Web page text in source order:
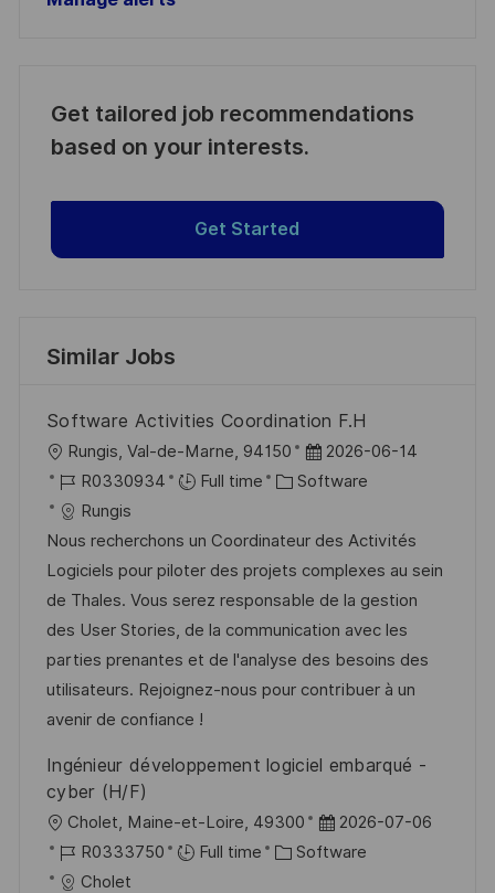
Get tailored job recommendations
based on your interests.
Get Started
Similar Jobs
Software Activities Coordination F.H
L
o
c
a
t
i
o
n
Rungis, Val-de-Marne, 94150
P
o
t
e
d
D
a
t
2026-06-14
J
o
b
I
d
R0330934 Full time
C
t
e
g
o
r
y
Software
Rungis
Nous recherchons un Coordinateur des Activités
Logiciels pour piloter des projets complexes au sein
de Thales. Vous serez responsable de la gestion
des User Stories, de la communication avec les
parties prenantes et de l'analyse des besoins des
utilisateurs. Rejoignez-nous pour contribuer à un
avenir de confiance !
Ingénieur développement logiciel embarqué -
cyber (H/F)
L
o
c
Cholet, Maine-et-Loire, 49300
P
o
2026-07-06
J
o
R0333750 Full time
C Software
Cholet